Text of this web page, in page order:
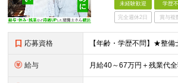
未経験歓迎 学歴
完全週休2日 賞与複
応募資格
給与